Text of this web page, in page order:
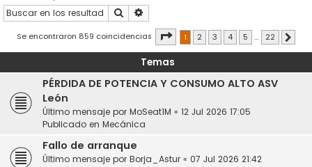
Buscar
Se encontraron 859 coincidencias Página de 22
1 2 3 4 5 … 22
Temas
PÉRDIDA DE POTENCIA Y CONSUMO ALTO ASV
León
Último mensaje por MoSeat1M « 12 Jul 2026 17:05
Publicado en Mecánica
Fallo de arranque
Último mensaje por Borja_Astur « 07 Jul 2026 21:42